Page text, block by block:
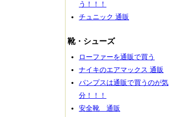
う！！！
チュニック 通販
靴・シューズ
ローファーを通販で買う
ナイキのエアマックス 通販
パンプスは通販で買うのが気
分！！！
安全靴 通販